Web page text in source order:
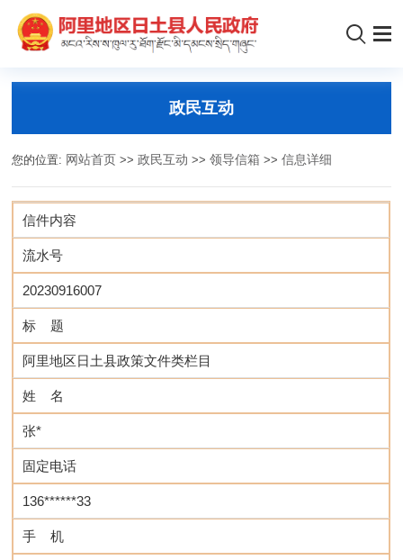
政民互动
您的位置: 网站首页 >>政民互动 >>领导信箱 >>信息详细
信件内容
流水号
20230916007
标 题
阿里地区日土县政策文件类栏目
姓 名
张*
固定电话
136******33
手 机